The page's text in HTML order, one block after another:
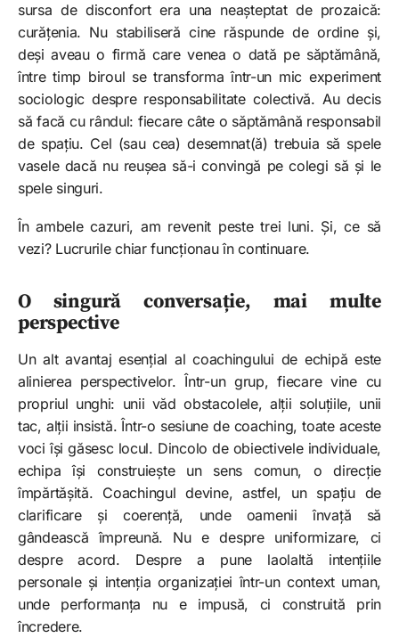
sursa de disconfort era una neașteptat de prozaică:
curățenia. Nu stabiliseră cine răspunde de ordine și,
deși aveau o firmă care venea o dată pe săptămână,
între timp biroul se transforma într-un mic experiment
sociologic despre responsabilitate colectivă. Au decis
să facă cu rândul: fiecare câte o săptămână responsabil
de spațiu. Cel (sau cea) desemnat(ă) trebuia să spele
vasele dacă nu reușea să-i convingă pe colegi să și le
spele singuri.
În ambele cazuri, am revenit peste trei luni. Și, ce să
vezi? Lucrurile chiar funcționau în continuare.
O singură conversație, mai multe
perspective
Un alt avantaj esențial al coachingului de echipă este
alinierea perspectivelor. Într-un grup, fiecare vine cu
propriul unghi: unii văd obstacolele, alții soluțiile, unii
tac, alții insistă. Într-o sesiune de coaching, toate aceste
voci își găsesc locul. Dincolo de obiectivele individuale,
echipa își construiește un sens comun, o direcție
împărtășită. Coachingul devine, astfel, un spațiu de
clarificare și coerență, unde oamenii învață să
gândească împreună. Nu e despre uniformizare, ci
despre acord. Despre a pune laolaltă intențiile
personale și intenția organizației într-un context uman,
unde performanța nu e impusă, ci construită prin
încredere.